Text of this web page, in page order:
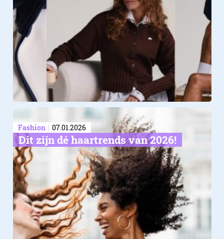
Fashion 07.01.2026
Dit zijn dé haartrends van 2026!